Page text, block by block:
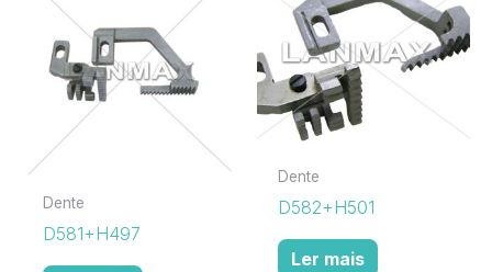
Dente
D581+H497
Dente
D582+H501
Ler mais